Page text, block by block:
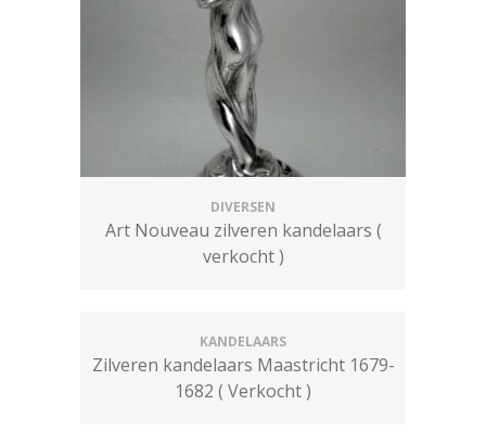
DIVERSEN
Art Nouveau zilveren kandelaars (
verkocht )
KANDELAARS
Zilveren kandelaars Maastricht 1679-
1682 ( Verkocht )